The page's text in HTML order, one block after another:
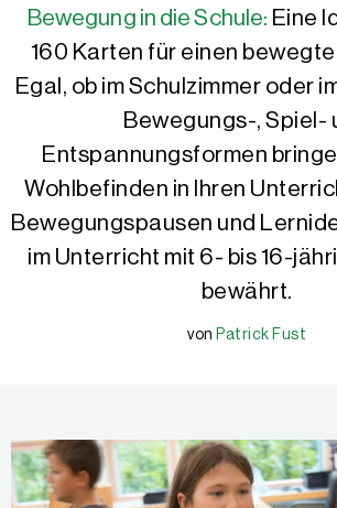
Bewegung in die Schule: Eine
160 Karten für einen
Egal, ob im Schulzimmer oder
Bewegungs-, Spiel-
Entspannungsformen
Wohlbefinden in Ihren
Bewegungspausen und
im Unterricht mit 6- bis 16-
bewährt.
von Patrick Fust